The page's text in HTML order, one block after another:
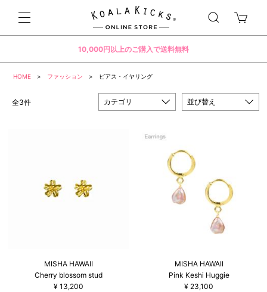
10,000円以上のご購入で送料無料
HOME > ファッション > ピアス・イヤリング
全3件 カテゴリ 並び替え
MISHA HAWAII
Cherry blossom stud
¥ 13,200
MISHA HAWAII
Pink Keshi Huggie
¥ 23,100